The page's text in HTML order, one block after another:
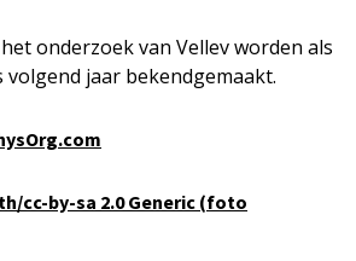
onderzoek van Vellev worden als
volgend jaar bekendgemaakt.
cc-by-sa 2.0 Generic (foto